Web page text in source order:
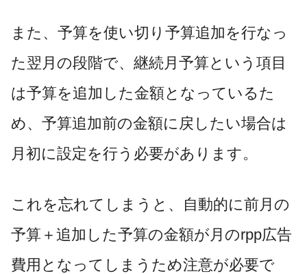
また、予算を使い切り予算追加を行なっ
た翌月の段階で、継続月予算という項目
は予算を追加した金額となっているた
め、予算追加前の金額に戻したい場合は
月初に設定を行う必要があります。
これを忘れてしまうと、自動的に前月の
予算＋追加した予算の金額が月のrpp広告
費用となってしまうため注意が必要で